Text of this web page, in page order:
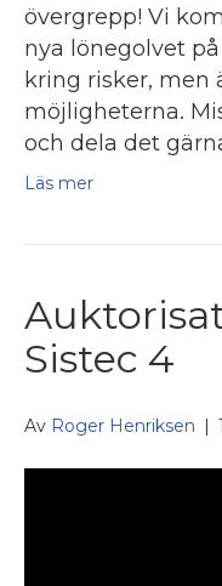
övergrepp! Vi
nya lönegolvet
kring risker, men
möjligheterna.
och dela det
Läs mer
Sistec 4
Av Roger Henriksen |